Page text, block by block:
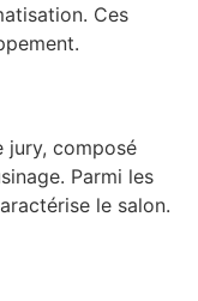
Ces
jury, composé
Parmi les
le salon.